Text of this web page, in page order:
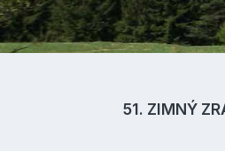
51. ZIMNÝ